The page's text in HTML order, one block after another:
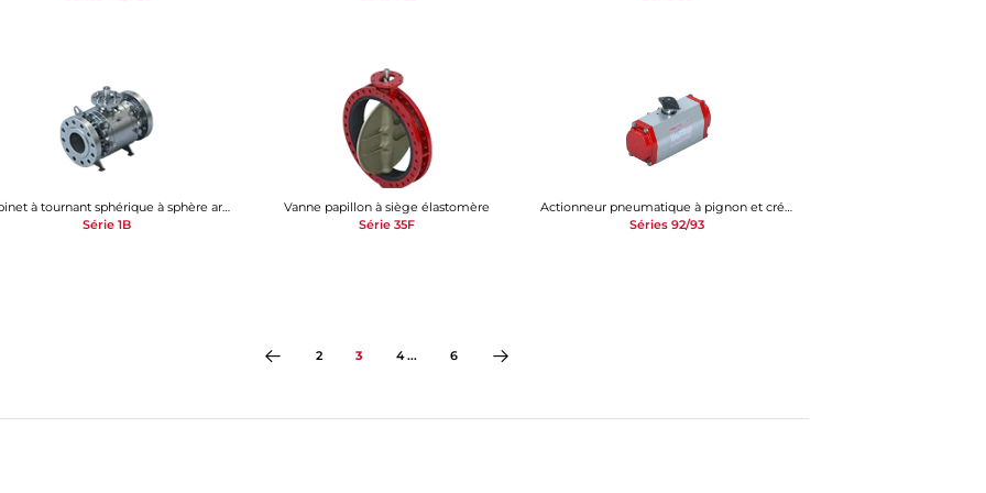
Robinet à tournant sphérique à sphère arbrée
Série 1B
Vanne papillon à siège élastomère
Série 35F
Actionneur pneumatique à pignon et crémaillère
Séries 92/93
2 3 4 ... 6